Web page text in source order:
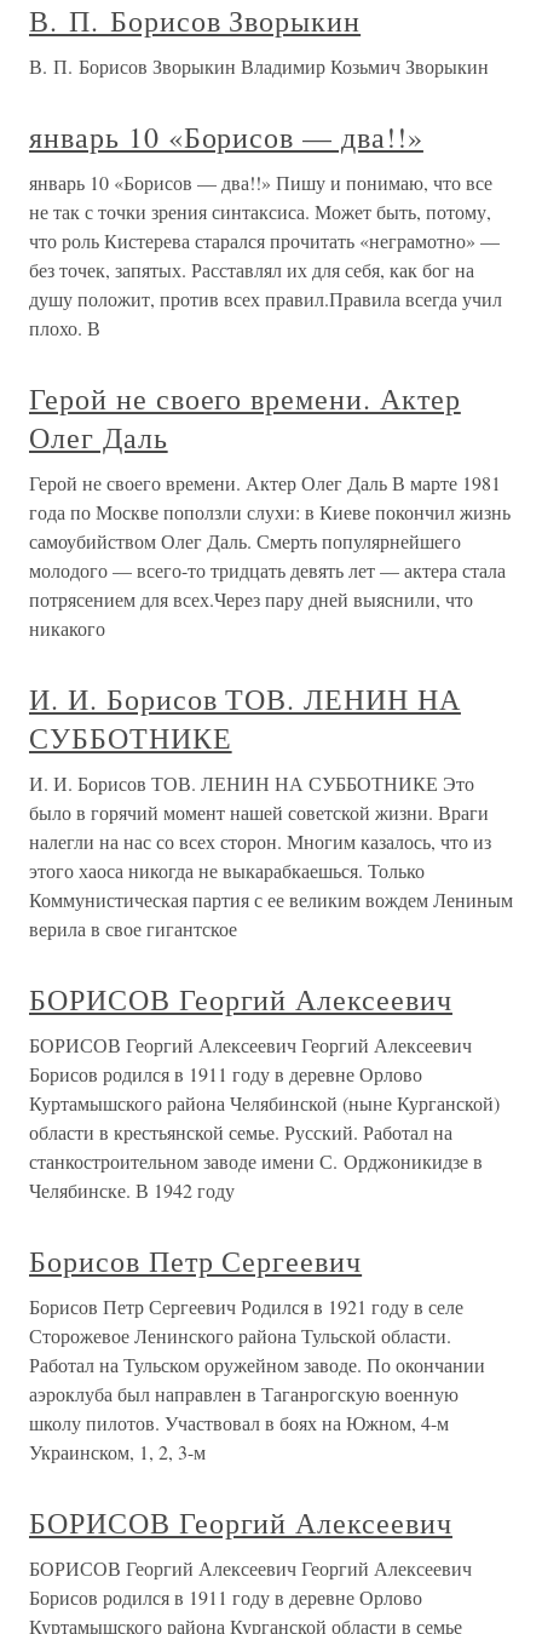
В. П. Борисов Зворыкин
В. П. Борисов Зворыкин Владимир Козьмич Зворыкин
январь 10 «Борисов — два!!»
январь 10 «Борисов — два!!» Пишу и понимаю, что все
не так с точки зрения синтаксиса. Может быть, потому,
что роль Кистерева старался прочитать «неграмотно» —
без точек, запятых. Расставлял их для себя, как бог на
душу положит, против всех правил.Правила всегда учил
плохо. В
Герой не своего времени. Актер
Олег Даль
Герой не своего времени. Актер Олег Даль В марте 1981
года по Москве поползли слухи: в Киеве покончил жизнь
самоубийством Олег Даль. Смерть популярнейшего
молодого — всего-то тридцать девять лет — актера стала
потрясением для всех.Через пару дней выяснили, что
никакого
И. И. Борисов ТОВ. ЛЕНИН НА
СУББОТНИКЕ
И. И. Борисов ТОВ. ЛЕНИН НА СУББОТНИКЕ Это
было в горячий момент нашей советской жизни. Враги
налегли на нас со всех сторон. Многим казалось, что из
этого хаоса никогда не выкарабкаешься. Только
Коммунистическая партия с ее великим вождем Лениным
верила в свое гигантское
БОРИСОВ Георгий Алексеевич
БОРИСОВ Георгий Алексеевич Георгий Алексеевич
Борисов родился в 1911 году в деревне Орлово
Куртамышского района Челябинской (ныне Курганской)
области в крестьянской семье. Русский. Работал на
станкостроительном заводе имени С. Орджоникидзе в
Челябинске. В 1942 году
Борисов Петр Сергеевич
Борисов Петр Сергеевич Родился в 1921 году в селе
Сторожевое Ленинского района Тульской области.
Работал на Тульском оружейном заводе. По окончании
аэроклуба был направлен в Таганрогскую военную
школу пилотов. Участвовал в боях на Южном, 4-м
Украинском, 1, 2, 3-м
БОРИСОВ Георгий Алексеевич
БОРИСОВ Георгий Алексеевич Георгий Алексеевич
Борисов родился в 1911 году в деревне Орлово
Куртамышского района Курганской области в семье